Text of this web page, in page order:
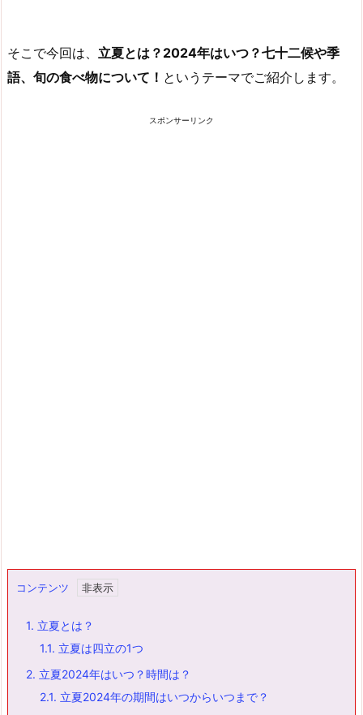
そこで今回は、 立夏とは？2024年はいつ？七十二候や季
語、旬の食べ物について！ というテーマでご紹介します。
スポンサーリンク
コンテンツ
1. 立夏とは？
1.1. 立夏は四立の1つ
2. 立夏2024年はいつ？時間は？
2.1. 立夏2024年の期間はいつからいつまで？